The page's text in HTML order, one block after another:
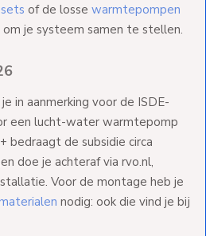
of de losse warmtepompen
om je systeem samen te stellen.
in aanmerking voor de ISDE-
een lucht-water warmtepomp
bedraagt de subsidie circa
doe je achteraf via rvo.nl,
Voor de montage heb je
nodig: ook die vind je bij